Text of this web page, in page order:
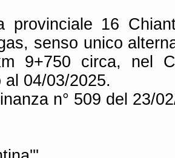
provinciale 16
senso unico
9+750 circa, nel
04/03/2025.
n° 509 del 23/